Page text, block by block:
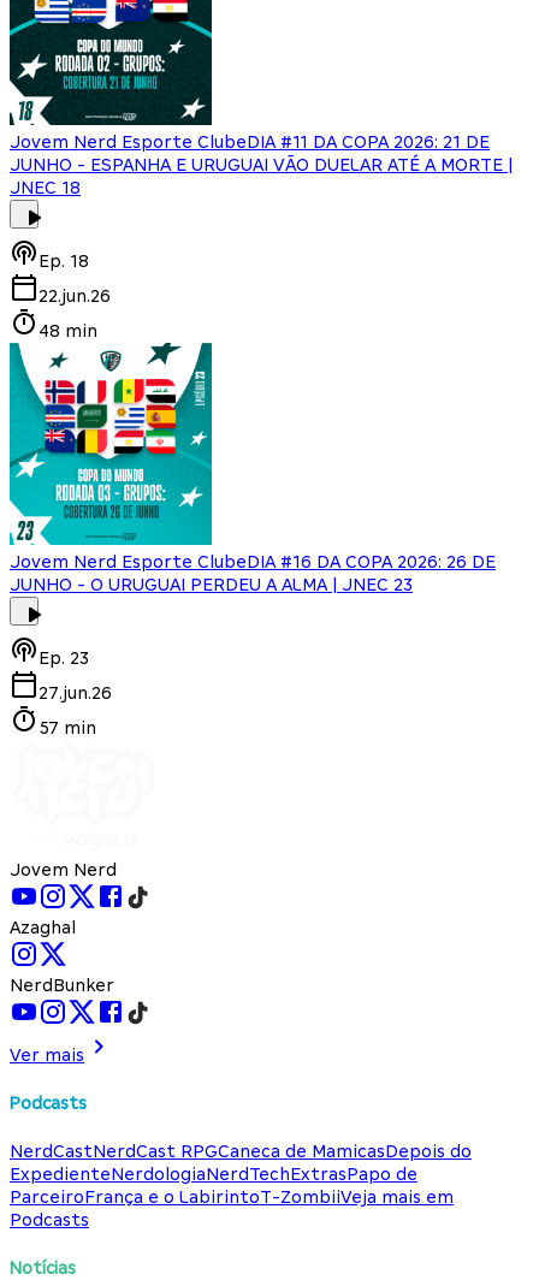
Jovem Nerd Esporte ClubeDIA #11 DA COPA 2026: 21 DE
JUNHO - ESPANHA E URUGUAI VÃO DUELAR ATÉ A MORTE |
JNEC 18
Ep. 18
22.jun.26
48 min
Jovem Nerd Esporte ClubeDIA #16 DA COPA 2026: 26 DE
JUNHO - O URUGUAI PERDEU A ALMA | JNEC 23
Ep. 23
27.jun.26
57 min
Jovem Nerd
Azaghal
NerdBunker
Ver mais
Podcasts
NerdCastNerdCast RPGCaneca de MamicasDepois do
ExpedienteNerdologiaNerdTechExtrasPapo de
ParceiroFrança e o LabirintoT-ZombiiVeja mais em
Podcasts
Notícias